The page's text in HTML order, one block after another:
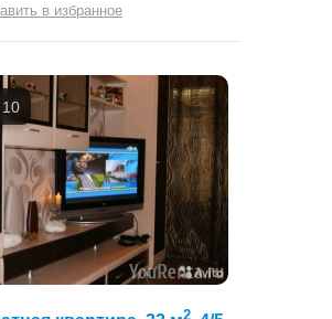
в избранное
2